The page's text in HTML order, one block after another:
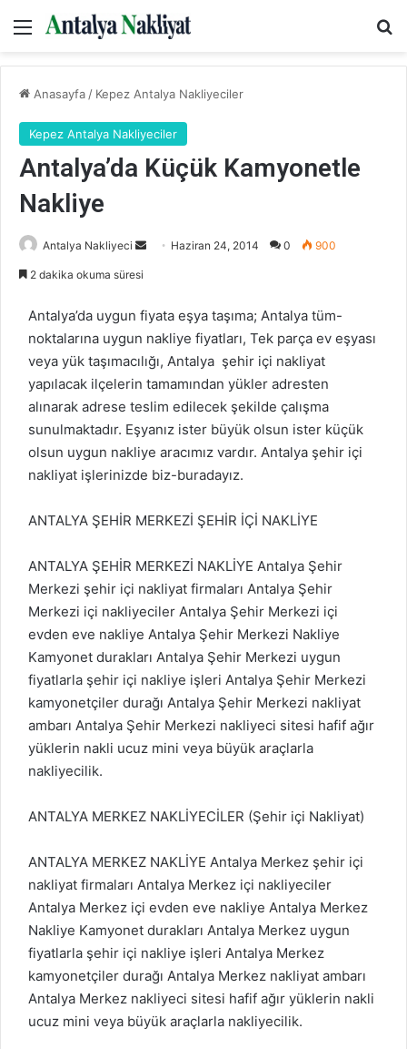
Menü
Anasayfa / Kepez Antalya Nakliyeciler
Kepez Antalya Nakliyeciler
Antalya’da Küçük Kamyonetle
Nakliye
Antalya Nakliyeci
Bir
göndermek
Haziran 24, 2014 0 900
2 dakika okuma süresi
Antalya’da uygun fiyata eşya taşıma; Antalya tüm-
noktalarına uygun nakliye fiyatları, Tek parça ev eşyası
veya yük taşımacılığı, Antalya şehir içi nakliyat
yapılacak ilçelerin tamamından yükler adresten
alınarak adrese teslim edilecek şekilde çalışma
sunulmaktadır. Eşyanız ister büyük olsun ister küçük
olsun uygun nakliye aracımız vardır. Antalya şehir içi
nakliyat işlerinizde biz-buradayız.
ANTALYA ŞEHİR MERKEZİ ŞEHİR İÇİ NAKLİYE
ANTALYA ŞEHİR MERKEZİ NAKLİYE Antalya Şehir
Merkezi şehir içi nakliyat firmaları Antalya Şehir
Merkezi içi nakliyeciler Antalya Şehir Merkezi içi
evden eve nakliye Antalya Şehir Merkezi Nakliye
Kamyonet durakları Antalya Şehir Merkezi uygun
fiyatlarla şehir içi nakliye işleri Antalya Şehir Merkezi
kamyonetçiler durağı Antalya Şehir Merkezi nakliyat
ambarı Antalya Şehir Merkezi nakliyeci sitesi hafif ağır
yüklerin nakli ucuz mini veya büyük araçlarla
nakliyecilik.
ANTALYA MERKEZ NAKLİYECİLER (Şehir içi Nakliyat)
ANTALYA MERKEZ NAKLİYE Antalya Merkez şehir içi
nakliyat firmaları Antalya Merkez içi nakliyeciler
Antalya Merkez içi evden eve nakliye Antalya Merkez
Nakliye Kamyonet durakları Antalya Merkez uygun
fiyatlarla şehir içi nakliye işleri Antalya Merkez
kamyonetçiler durağı Antalya Merkez nakliyat ambarı
Antalya Merkez nakliyeci sitesi hafif ağır yüklerin nakli
ucuz mini veya büyük araçlarla nakliyecilik.